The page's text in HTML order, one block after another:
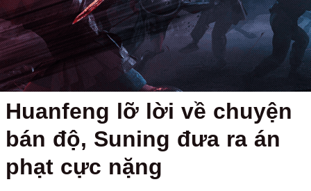
Huanfeng lỡ lời về chuyện
bán độ, Suning đưa ra án
phạt cực nặng